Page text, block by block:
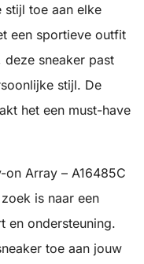
stijl toe aan elke
een sportieve outfit
sneaker past
stijl. De
het een must-have
on Array – A16485C
is naar een
en ondersteuning.
toe aan jouw